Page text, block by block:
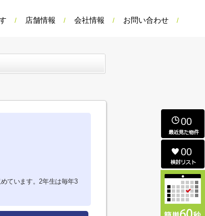
店舗情報 会社情報 お問い合わせ
ています。2年生は毎年3
00
00